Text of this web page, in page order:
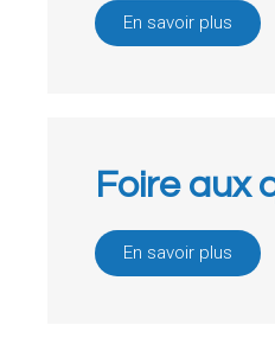
En savoir plus
Foire aux
En savoir plus